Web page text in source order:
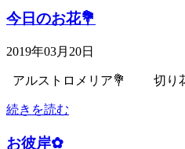
今日のお花💐
2019年03月20日
アルストロメリア💐 切り花
続きを読む
お彼岸✿